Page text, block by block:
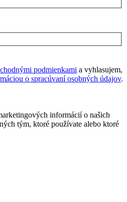
podmienkami a vyhlasujem,
o spracúvaní osobných údajov.
informácií o našich
tým, ktoré používate alebo ktoré